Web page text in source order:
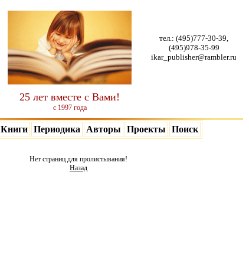
тел.: (495)777-30-39,
(495)978-35-99
ikar_publisher@rambler.ru
25 лет вместе с Вами!
с 1997 года
Книги Периодика Авторы Проекты Поиск
Нет страниц для пролистывания!
Назад